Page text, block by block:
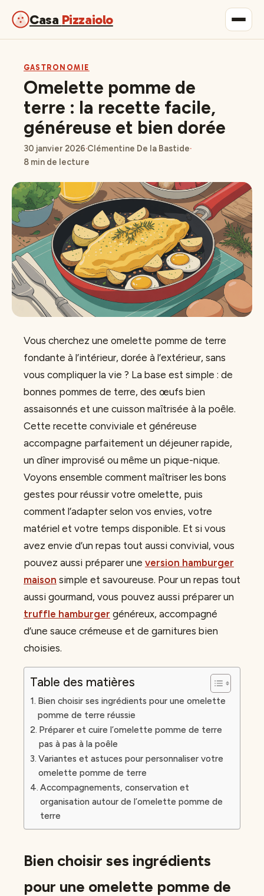
Casa Pizzaiolo
Maison & Déco
Lifestyle
GASTRONOMIE
Omelette pomme de
terre : la recette facile,
généreuse et bien dorée
30 janvier 2026·Clémentine De la Bastide·
8 min de lecture
Vous cherchez une omelette pomme de terre
fondante à l’intérieur, dorée à l’extérieur, sans
vous compliquer la vie ? La base est simple : de
bonnes pommes de terre, des œufs bien
assaisonnés et une cuisson maîtrisée à la poêle.
Cette recette conviviale et généreuse
accompagne parfaitement un déjeuner rapide,
un dîner improvisé ou même un pique-nique.
Voyons ensemble comment maîtriser les bons
gestes pour réussir votre omelette, puis
comment l’adapter selon vos envies, votre
matériel et votre temps disponible. Et si vous
avez envie d’un repas tout aussi convivial, vous
pouvez aussi préparer une version hamburger
maison simple et savoureuse. Pour un repas tout
aussi gourmand, vous pouvez aussi préparer un
truffle hamburger généreux, accompagné
d’une sauce crémeuse et de garnitures bien
choisies.
Table des matières
Bien choisir ses ingrédients pour une omelette
pomme de terre réussie
Préparer et cuire l’omelette pomme de terre
pas à pas à la poêle
Variantes et astuces pour personnaliser votre
omelette pomme de terre
Accompagnements, conservation et
organisation autour de l’omelette pomme de
terre
Bien choisir ses ingrédients
pour une omelette pomme de